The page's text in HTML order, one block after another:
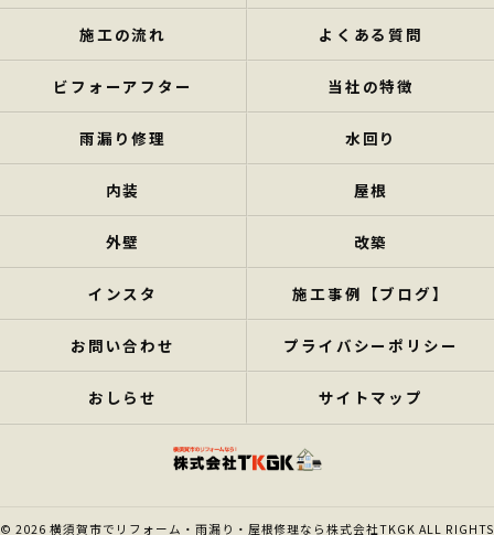
施工の流れ よくある質問
ビフォーアフター 当社の特徴
雨漏り修理 水回り
内装 屋根
外壁 改築
インスタ 施工事例【ブログ】
お問い合わせ プライバシーポリシー
おしらせ サイトマップ
© 2026 横須賀市でリフォーム・雨漏り・屋根修理なら株式会社TKGK ALL RIGHTS